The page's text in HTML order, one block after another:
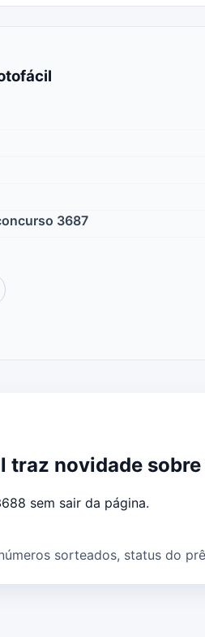
3687
novidade
sem sair da página.
sorteados, status do